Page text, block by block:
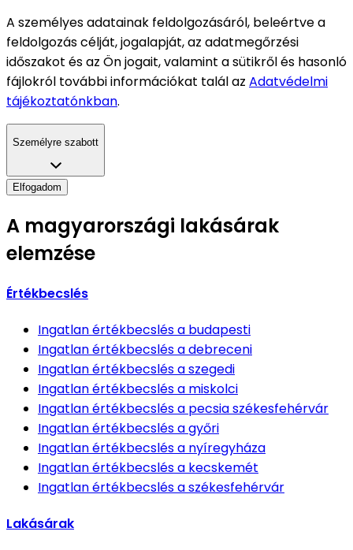
A személyes adatainak feldolgozásáról, beleértve a
feldolgozás célját, jogalapját, az adatmegőrzési
időszakot és az Ön jogait, valamint a sütikről és hasonló
fájlokról további információkat talál az Adatvédelmi
tájékoztatónkban.
Személyre szabott
Elfogadom
A magyarországi lakásárak
elemzése
Értékbecslés
Ingatlan értékbecslésa budapesti
Ingatlan értékbecslésa debreceni
Ingatlan értékbecslésa szegedi
Ingatlan értékbecslésa miskolci
Ingatlan értékbecslésa pecsia székesfehérvár
Ingatlan értékbecslésa győri
Ingatlan értékbecslésa nyíregyháza
Ingatlan értékbecslésa kecskemét
Ingatlan értékbecslésa székesfehérvár
Lakásárak